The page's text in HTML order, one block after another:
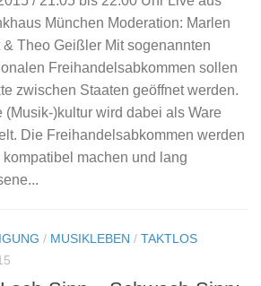
München Moderation: Marlen
& Theo Geißler Mit sogenannten
Freihandelsabkommen sollen
zwischen Staaten geöffnet werden.
(Musik-)kultur wird dabei als Ware
Die Freihandelsabkommen werden
kompatibel machen und lang
/ MUSIKLEBEN / TAKTLOS